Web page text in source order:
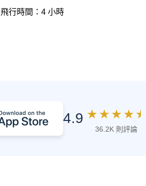
飛行時間：4 小時
4.9 ★ ★ ★ ★ ★
36.2K 則評論